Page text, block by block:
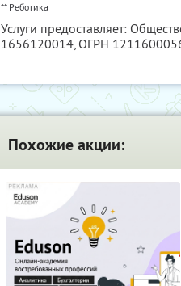
** Реботика
Услуги предоставляет:
1656120014, ОГРН
Похожие акции: